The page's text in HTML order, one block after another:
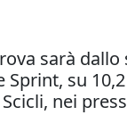
sarà
Sprint, su
nei